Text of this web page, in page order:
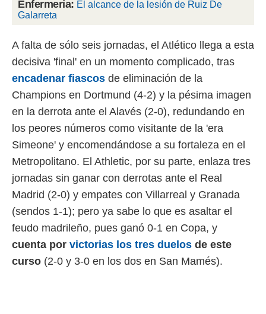
abono
similares
como
este sitio
de
posible
traten tus
en
a lo que
Para
Enfermería: El alcance de la lesión de Ruiz De
Galarreta
A falta de sólo seis jornadas, el Atlético llega a esta
decisiva 'final' en un momento complicado, tras
encadenar fiascos de eliminación de la
Champions en Dortmund (4-2) y la pésima imagen
en la derrota ante el Alavés (2-0), redundando en
los peores números como visitante de la 'era
Simeone' y encomendándose a su fortaleza en el
Metropolitano. El Athletic, por su parte, enlaza tres
jornadas sin ganar con derrotas ante el Real
Madrid (2-0) y empates con Villarreal y Granada
(sendos 1-1); pero ya sabe lo que es asaltar el
feudo madrileño, pues ganó 0-1 en Copa, y
cuenta por victorias los tres duelos de este
curso (2-0 y 3-0 en los dos en San Mamés).